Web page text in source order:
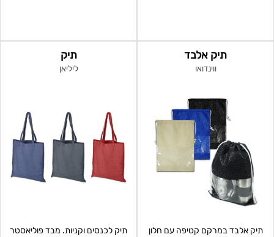
תיק אלבד
ווינדואו
תיק אלבד במרקם קטיפה עם חלון
תיק
ליליאן
תיק לכנסים וקניות. מבד פוליאסטר